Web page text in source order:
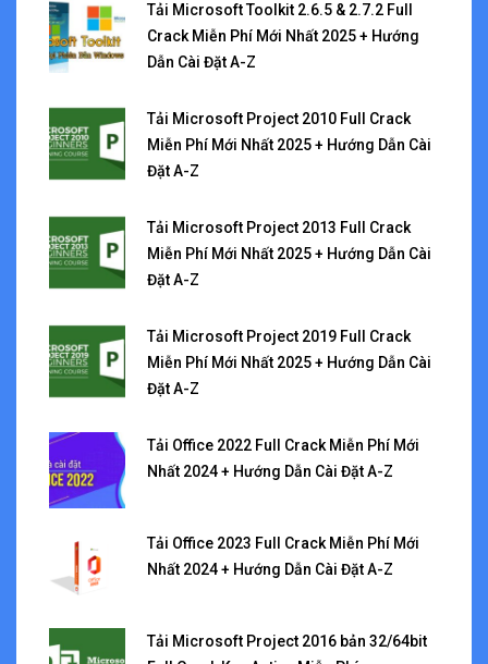
Tải Microsoft Toolkit 2.6.5 & 2.7.2 Full
Crack Miễn Phí Mới Nhất 2025 + Hướng
Dẫn Cài Đặt A-Z
Tải Microsoft Project 2010 Full Crack
Miễn Phí Mới Nhất 2025 + Hướng Dẫn Cài
Đặt A-Z
Tải Microsoft Project 2013 Full Crack
Miễn Phí Mới Nhất 2025 + Hướng Dẫn Cài
Đặt A-Z
Tải Microsoft Project 2019 Full Crack
Miễn Phí Mới Nhất 2025 + Hướng Dẫn Cài
Đặt A-Z
Tải Office 2022 Full Crack Miễn Phí Mới
Nhất 2024 + Hướng Dẫn Cài Đặt A-Z
Tải Office 2023 Full Crack Miễn Phí Mới
Nhất 2024 + Hướng Dẫn Cài Đặt A-Z
Tải Microsoft Project 2016 bản 32/64bit